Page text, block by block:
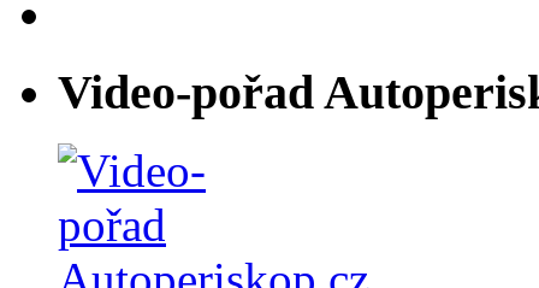
Video-pořad